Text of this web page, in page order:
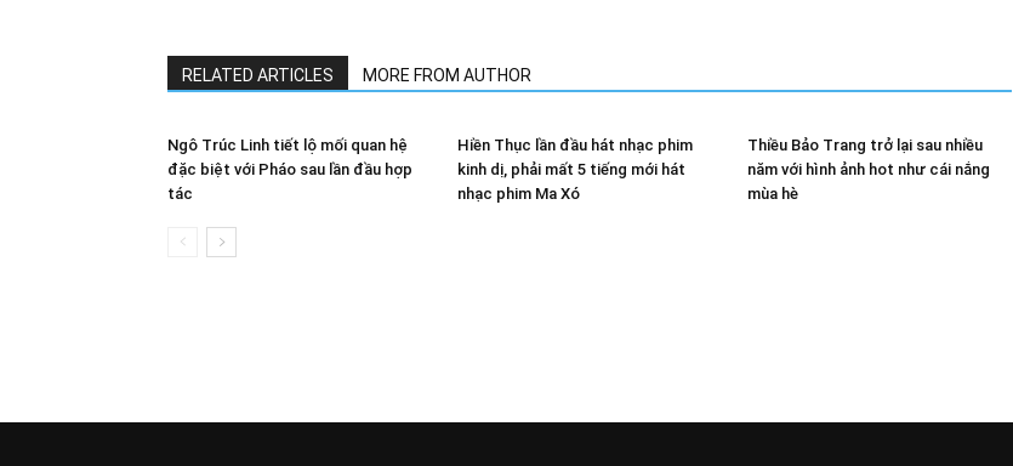
RELATED ARTICLES MORE FROM AUTHOR
Ngô Trúc Linh tiết lộ mối quan hệ
đặc biệt với Pháo sau lần đầu hợp
tác
Hiền Thục lần đầu hát nhạc phim
kinh dị, phải mất 5 tiếng mới hát
nhạc phim Ma Xó
Thiều Bảo Trang trở lại sau nhiều
năm với hình ảnh hot như cái nắng
mùa hè